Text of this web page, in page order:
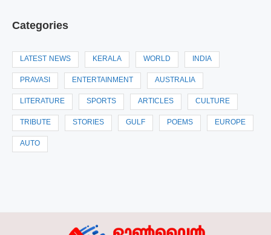
Categories
LATEST NEWS KERALA WORLD INDIA
PRAVASI ENTERTAINMENT AUSTRALIA
LITERATURE SPORTS ARTICLES CULTURE
TRIBUTE STORIES GULF POEMS EUROPE
AUTO